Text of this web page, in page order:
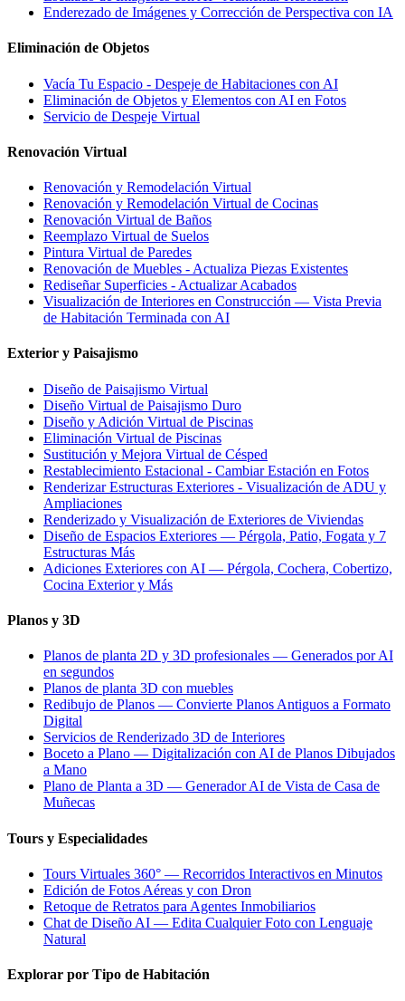
Enderezado de Imágenes y Corrección de Perspectiva con IA
Eliminación de Objetos
Vacía Tu Espacio - Despeje de Habitaciones con AI
Eliminación de Objetos y Elementos con AI en Fotos
Servicio de Despeje Virtual
Renovación Virtual
Renovación y Remodelación Virtual
Renovación y Remodelación Virtual de Cocinas
Renovación Virtual de Baños
Reemplazo Virtual de Suelos
Pintura Virtual de Paredes
Renovación de Muebles - Actualiza Piezas Existentes
Rediseñar Superficies - Actualizar Acabados
Visualización de Interiores en Construcción — Vista Previa
de Habitación Terminada con AI
Exterior y Paisajismo
Diseño de Paisajismo Virtual
Diseño Virtual de Paisajismo Duro
Diseño y Adición Virtual de Piscinas
Eliminación Virtual de Piscinas
Sustitución y Mejora Virtual de Césped
Restablecimiento Estacional - Cambiar Estación en Fotos
Renderizar Estructuras Exteriores - Visualización de ADU y
Ampliaciones
Renderizado y Visualización de Exteriores de Viviendas
Diseño de Espacios Exteriores — Pérgola, Patio, Fogata y 7
Estructuras Más
Adiciones Exteriores con AI — Pérgola, Cochera, Cobertizo,
Cocina Exterior y Más
Planos y 3D
Planos de planta 2D y 3D profesionales — Generados por AI
en segundos
Planos de planta 3D con muebles
Redibujo de Planos — Convierte Planos Antiguos a Formato
Digital
Servicios de Renderizado 3D de Interiores
Boceto a Plano — Digitalización con AI de Planos Dibujados
a Mano
Plano de Planta a 3D — Generador AI de Vista de Casa de
Muñecas
Tours y Especialidades
Tours Virtuales 360° — Recorridos Interactivos en Minutos
Edición de Fotos Aéreas y con Dron
Retoque de Retratos para Agentes Inmobiliarios
Chat de Diseño AI — Edita Cualquier Foto con Lenguaje
Natural
Explorar por Tipo de Habitación